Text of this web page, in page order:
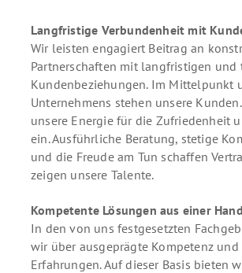
Langfristige Verbundenheit mit
Wir leisten engagiert Beitrag an
Partnerschaften mit langfristigen und
Kundenbeziehungen. Im Mittelpunkt
Unternehmens stehen unsere
unsere Energie für die Zufriedenheit
ein. Ausführliche Beratung, stetige
und die Freude am Tun schaffen
zeigen unsere Talente.
Kompetente Lösungen aus einer Hand
In den von uns festgesetzten
wir über ausgeprägte Kompetenz
Erfahrungen. Auf dieser Basis bieten